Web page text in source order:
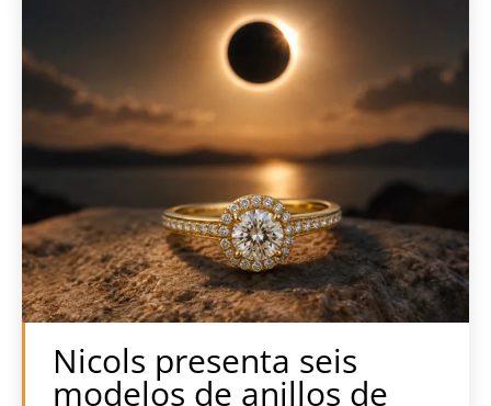
Nicols presenta seis
modelos de anillos de